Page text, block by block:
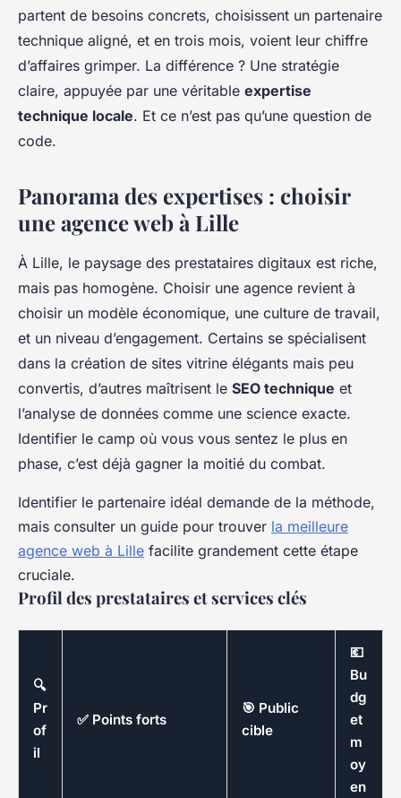
Rémy•06/04/2026 13:08•8 min de lecture
partent de besoins concrets, choisissent un partenaire
technique aligné, et en trois mois, voient leur chiffre
d’affaires grimper. La différence ? Une stratégie
claire, appuyée par une véritable expertise
technique locale. Et ce n’est pas qu’une question de
code.
Panorama des expertises : choisir
une agence web à Lille
À Lille, le paysage des prestataires digitaux est riche,
mais pas homogène. Choisir une agence revient à
choisir un modèle économique, une culture de travail,
et un niveau d’engagement. Certains se spécialisent
dans la création de sites vitrine élégants mais peu
convertis, d’autres maîtrisent le SEO technique et
l’analyse de données comme une science exacte.
Identifier le camp où vous vous sentez le plus en
phase, c’est déjà gagner la moitié du combat.
Identifier le partenaire idéal demande de la méthode,
mais consulter un guide pour trouver la meilleure
agence web à Lille facilite grandement cette étape
cruciale.
Profil des prestataires et services clés
🔍
Pr
of
il
✅ Points forts
🎯 Public
cible
💶
Bu
dg
et
m
oy
en